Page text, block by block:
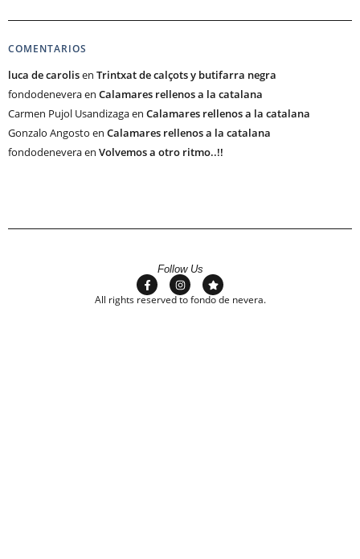
COMENTARIOS
luca de carolisen Trintxat de calçots y butifarra negra
fondodeneveraen Calamares rellenos a la catalana
Carmen Pujol Usandizagaen Calamares rellenos a la catalana
Gonzalo Angosto en Calamares rellenos a la catalana
fondodeneveraen Volvemos a otro ritmo..!!
Follow Us
All rights reserved to fondo de nevera.